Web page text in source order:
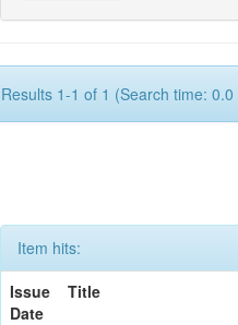
Results 1-1 of 1 (Search time:
Item hits:
Issue
Date
Title